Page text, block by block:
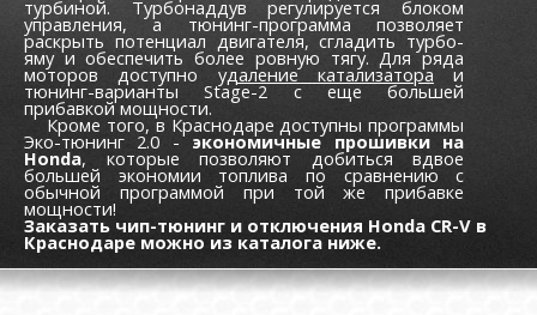
турбиной. Турбонаддув регулируется блоком
управления, а тюнинг-программа позволяет
раскрыть потенциал двигателя, сгладить турбо-
яму и обеспечить более ровную тягу. Для ряда
моторов доступно удаление катализатора и
тюнинг-варианты Stage-2 с еще большей
прибавкой мощности.
Кроме того, в Краснодаре доступны программы
Эко-тюнинг 2.0 - экономичные прошивки на
Honda, которые позволяют добиться вдвое
большей экономии топлива по сравнению с
обычной программой при той же прибавке
мощности!
Заказать чип-тюнинг и отключения Honda CR-V в
Краснодаре можно из каталога ниже.